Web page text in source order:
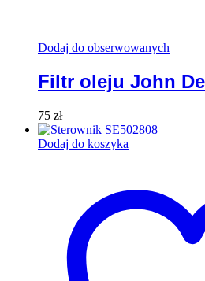
Dodaj do obserwowanych
Filtr oleju John
75 zł
Dodaj do koszyka